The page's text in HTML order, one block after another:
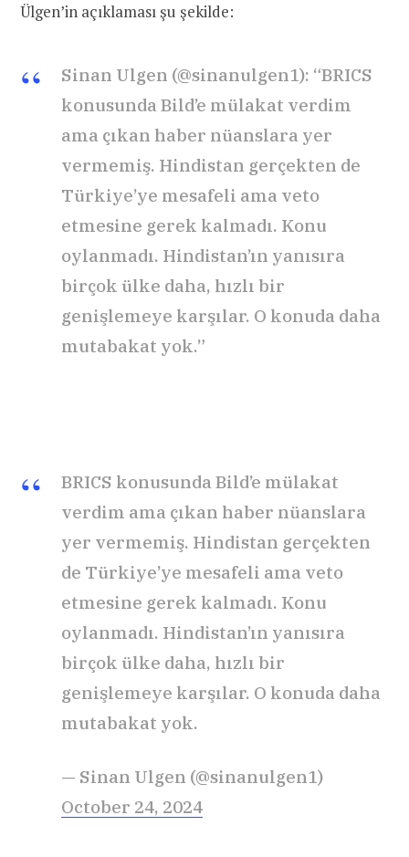
Ülgen’in açıklaması şu şekilde:
Sinan Ulgen (@sinanulgen1): “BRICS
konusunda Bild’e mülakat verdim
ama çıkan haber nüanslara yer
vermemiş. Hindistan gerçekten de
Türkiye’ye mesafeli ama veto
etmesine gerek kalmadı. Konu
oylanmadı. Hindistan’ın yanısıra
birçok ülke daha, hızlı bir
genişlemeye karşılar. O konuda daha
mutabakat yok.”
BRICS konusunda Bild’e mülakat
verdim ama çıkan haber nüanslara
yer vermemiş. Hindistan gerçekten
de Türkiye’ye mesafeli ama veto
etmesine gerek kalmadı. Konu
oylanmadı. Hindistan’ın yanısıra
birçok ülke daha, hızlı bir
genişlemeye karşılar. O konuda daha
mutabakat yok.
— Sinan Ulgen (@sinanulgen1)
October 24, 2024